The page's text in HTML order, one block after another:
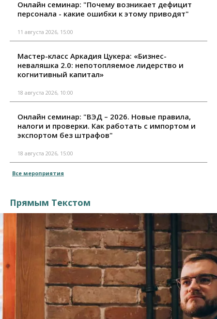
Онлайн семинар: "Почему возникает дефицит
персонала - какие ошибки к этому приводят"
11 августа 2026, 15:00
Мастер-класс Аркадия Цукера: «Бизнес-
неваляшка 2.0: непотопляемое лидерство и
когнитивный капитал»
18 августа 2026, 10:00
Онлайн семинар: "ВЭД – 2026. Новые правила,
налоги и проверки. Как работать с импортом и
экспортом без штрафов"
18 августа 2026, 15:00
Все мероприятия
Прямым Текстом